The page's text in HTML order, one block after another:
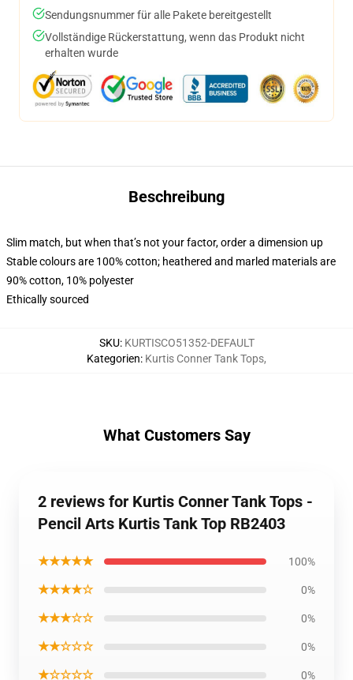
Sendungsnummer für alle Pakete bereitgestellt
Vollständige Rückerstattung, wenn das Produkt nicht
erhalten wurde
Beschreibung
Slim match, but when that’s not your factor, order a dimension up
Stable colours are 100% cotton; heathered and marled materials are
90% cotton, 10% polyester
Ethically sourced
SKU: KURTISCO51352-DEFAULT
Kategorien: Kurtis Conner Tank Tops,
What Customers Say
2 reviews for Kurtis Conner Tank Tops -
Pencil Arts Kurtis Tank Top RB2403
★★★★★ 100%
★★★★☆ 0%
★★★☆☆ 0%
★★☆☆☆ 0%
★☆☆☆☆ 0%